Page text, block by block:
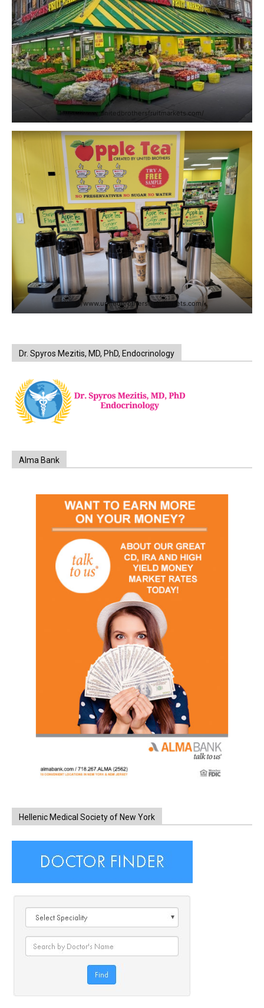
https://www.unitedbrothersfruitmarkets.com/
https://www.unitedbrothersfruitmarkets.com/
Dr. Spyros Mezitis, MD, PhD, Endocrinology
Alma Bank
Hellenic Medical Society of New York